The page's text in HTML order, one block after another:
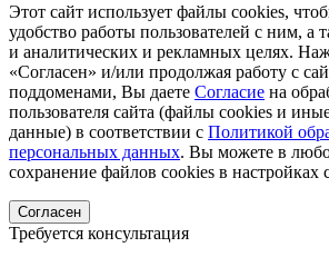
Этот сайт использует файлы cookies,
удобство работы пользователей с ним, а
и аналитических и рекламных целях.
«Согласен» и/или продолжая работу с
поддоменами, Вы даете Согласие на
пользователя сайта (файлы cookies и
данные) в соответствии с Политикой
персональных данных. Вы можете в
сохранение файлов cookies в настройках
Согласен
Требуется консультация